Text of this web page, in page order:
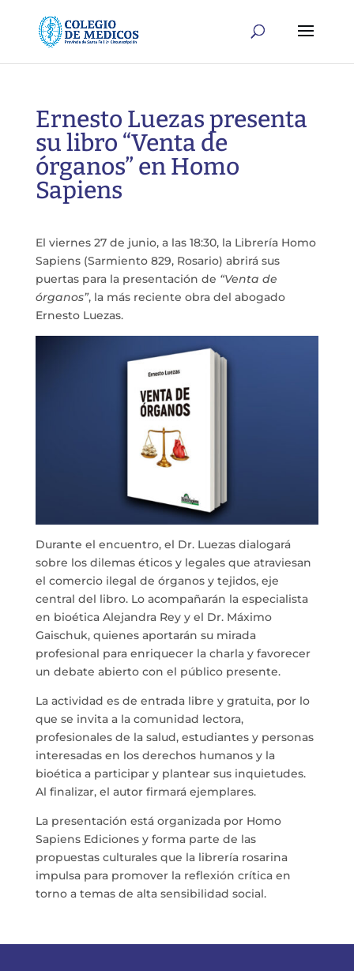
Ernesto Luezas presenta
su libro “Venta de
órganos” en Homo
Sapiens
El viernes 27 de junio, a las 18:30, la Librería Homo
Sapiens (Sarmiento 829, Rosario) abrirá sus
puertas para la presentación de “Venta de
órganos”, la más reciente obra del abogado
Ernesto Luezas.
Durante el encuentro, el Dr. Luezas dialogará
sobre los dilemas éticos y legales que atraviesan
el comercio ilegal de órganos y tejidos, eje
central del libro. Lo acompañarán la especialista
en bioética Alejandra Rey y el Dr. Máximo
Gaischuk, quienes aportarán su mirada
profesional para enriquecer la charla y favorecer
un debate abierto con el público presente.
La actividad es de entrada libre y gratuita, por lo
que se invita a la comunidad lectora,
profesionales de la salud, estudiantes y personas
interesadas en los derechos humanos y la
bioética a participar y plantear sus inquietudes.
Al finalizar, el autor firmará ejemplares.
La presentación está organizada por Homo
Sapiens Ediciones y forma parte de las
propuestas culturales que la librería rosarina
impulsa para promover la reflexión crítica en
torno a temas de alta sensibilidad social.